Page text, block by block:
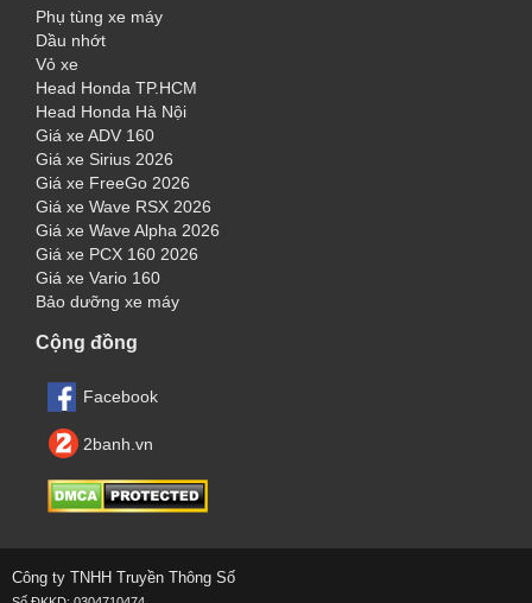
Phụ tùng xe máy
Dầu nhớt
Vỏ xe
Head Honda TP.HCM
Head Honda Hà Nội
Giá xe ADV 160
Giá xe Sirius 2026
Giá xe FreeGo 2026
Giá xe Wave RSX 2026
Giá xe Wave Alpha 2026
Giá xe PCX 160 2026
Giá xe Vario 160
Bảo dưỡng xe máy
Cộng đồng
Facebook
2banh.vn
Công ty TNHH Truyền Thông Số